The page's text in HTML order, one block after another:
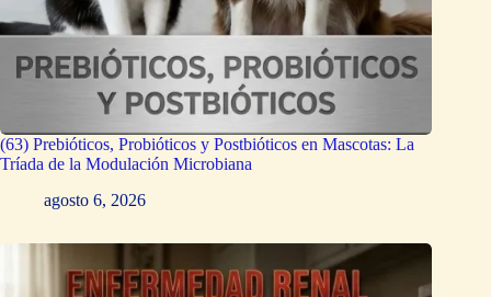
(63) Prebióticos, Probióticos y Postbióticos en Mascotas: La
Tríada de la Modulación Microbiana
agosto 6, 2026